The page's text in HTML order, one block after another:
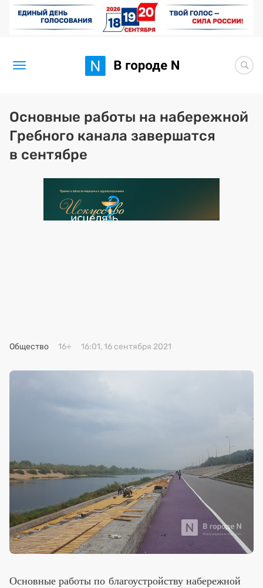
Новости
Статьи
BORЩ
Искусство исцелять
Основные работы на набережной
Гребного канала завершатся
в сентябре
Общество 16+ 16:01, 16 сентября 2021
Основные работы по благоустройству набережной